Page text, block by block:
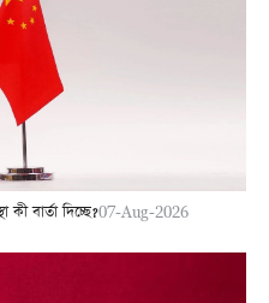
কী বার্তা দিচ্ছে?07-Aug-2026